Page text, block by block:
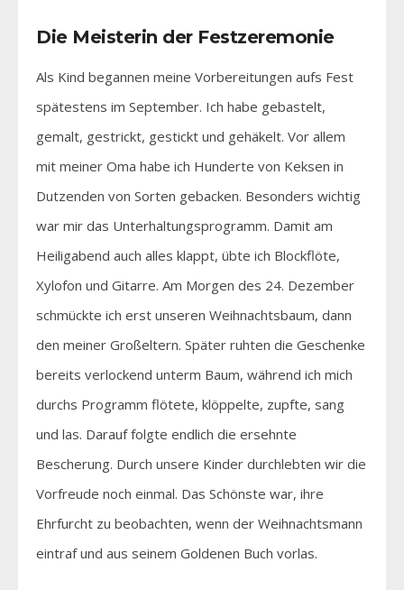
Die Meisterin der Festzeremonie
Als Kind begannen meine Vorbereitungen aufs Fest
spätestens im September. Ich habe gebastelt,
gemalt, gestrickt, gestickt und gehäkelt. Vor allem
mit meiner Oma habe ich Hunderte von Keksen in
Dutzenden von Sorten gebacken. Besonders wichtig
war mir das Unterhaltungsprogramm. Damit am
Heiligabend auch alles klappt, übte ich Blockflöte,
Xylofon und Gitarre. Am Morgen des 24. Dezember
schmückte ich erst unseren Weihnachtsbaum, dann
den meiner Großeltern. Später ruhten die Geschenke
bereits verlockend unterm Baum, während ich mich
durchs Programm flötete, klöppelte, zupfte, sang
und las. Darauf folgte endlich die ersehnte
Bescherung. Durch unsere Kinder durchlebten wir die
Vorfreude noch einmal. Das Schönste war, ihre
Ehrfurcht zu beobachten, wenn der Weihnachtsmann
eintraf und aus seinem Goldenen Buch vorlas.